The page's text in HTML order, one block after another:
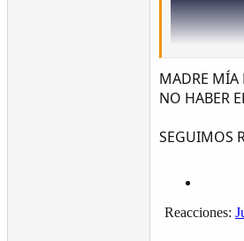
MADRE MÍA
NO HABER
SEGUIMOS
Reacciones: